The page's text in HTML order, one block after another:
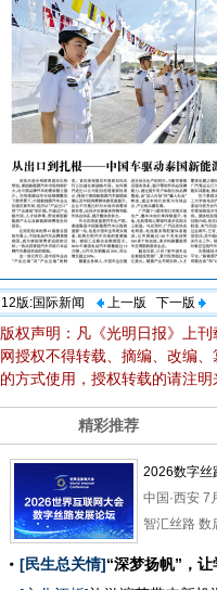
12版:国际新闻 上一版 下一版
版权声明：凡《光明日报》上
网授权不得转载、摘编、改编
的方式使用，授权转载的请注明